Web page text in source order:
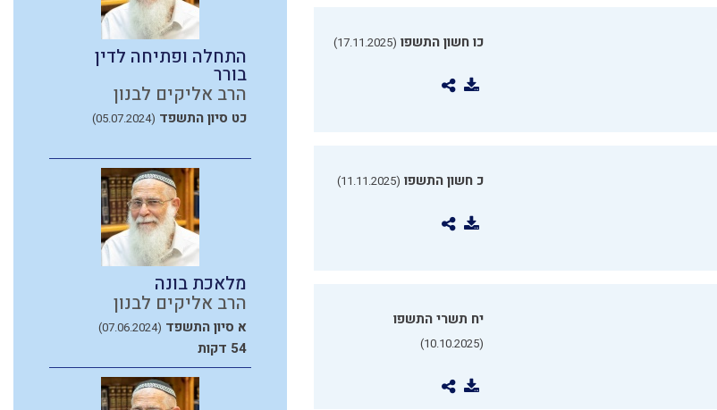
כו חשון התשפו (17.11.2025)
כ חשון התשפו (11.11.2025)
יח תשרי התשפו
(10.10.2025)
התחלה ופתיחה לדין
בורר
הרב אליקים לבנון
כט סיון התשפד (05.07.2024)
מלאכת בונה
הרב אליקים לבנון
א סיון התשפד (07.06.2024)
54 דקות